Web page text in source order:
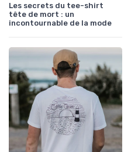
Les secrets du tee-shirt
tête de mort : un
incontournable de la mode